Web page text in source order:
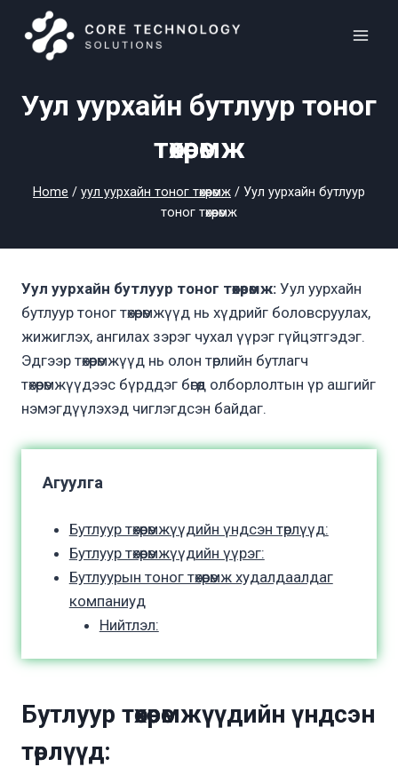
content
Уул уурхайн бутлуур тоног
төхөөрөмж
Home / уул уурхайн тоног төхөөрөмж / Уул уурхайн бутлуур
тоног төхөөрөмж
Уул уурхайн бутлуур тоног төхөөрөмж: Уул уурхайн
бутлуур тоног төхөөрөмжүүд нь хүдрийг боловсруулах,
жижиглэх, ангилах зэрэг чухал үүрэг гүйцэтгэдэг.
Эдгээр төхөөрөмжүүд нь олон төрлийн бутлагч
төхөөрөмжүүдээс бүрддэг бөгөөд олборлолтын үр ашгийг
нэмэгдүүлэхэд чиглэгдсэн байдаг.
Агуулга
Бутлуур төхөөрөмжүүдийн үндсэн төрлүүд:
Бутлуур төхөөрөмжүүдийн үүрэг:
Бутлуурын тоног төхөөрөмж худалдаалдаг
компаниуд
Нийтлэл:
Бутлуур төхөөрөмжүүдийн үндсэн
төрлүүд: